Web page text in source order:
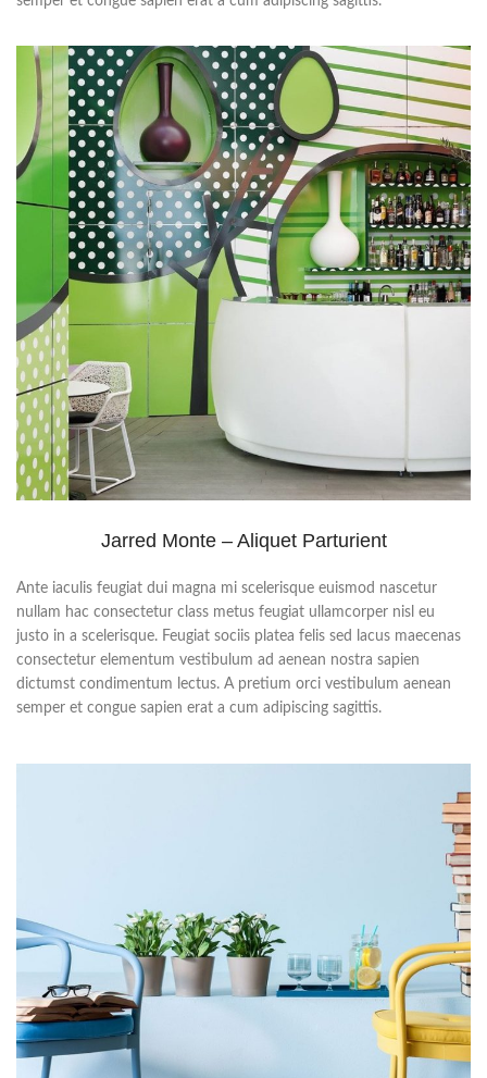
Jarred Monte – Aliquet Parturient
Ante iaculis feugiat dui magna mi scelerisque euismod nascetur
nullam hac consectetur class metus feugiat ullamcorper nisl eu
justo in a scelerisque. Feugiat sociis platea felis sed lacus maecenas
consectetur elementum vestibulum ad aenean nostra sapien
dictumst condimentum lectus. A pretium orci vestibulum aenean
semper et congue sapien erat a cum adipiscing sagittis.